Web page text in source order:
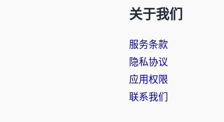
关于我们
服务条款
隐私协议
应用权限
联系我们